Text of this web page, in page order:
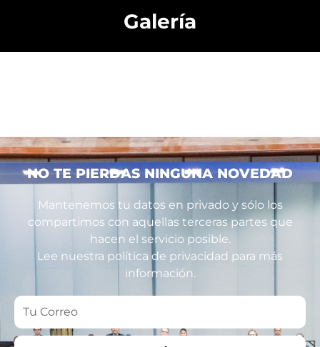
Galería
NO TE PIERDAS NINGUNA NOVEDAD
Mantenemos tu datos en privado y sólo los
compartimos con aquellas terceras partes que
hacen el servicio posible.
Lee nuestra política de privacidad para más
información.
Tu
Correo